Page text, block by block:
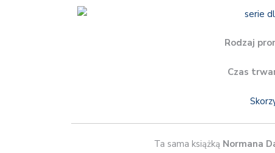
Rodzaj
Czas
Ta sama książką Normana